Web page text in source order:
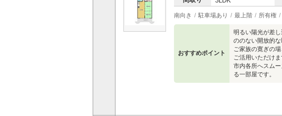
南向き 駐車場あり 最上階 所有権
おすすめポイント
明るい陽光が差
ののない開放的
ご家族の寛ぎの
ご活用いただけ
市内各所へスム
る一部屋です。